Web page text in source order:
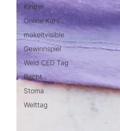
Kinder
Online Kurs
makeitvisible
Gewinnspiel
Weld CED Tag
Recht
Stoma
Welttag